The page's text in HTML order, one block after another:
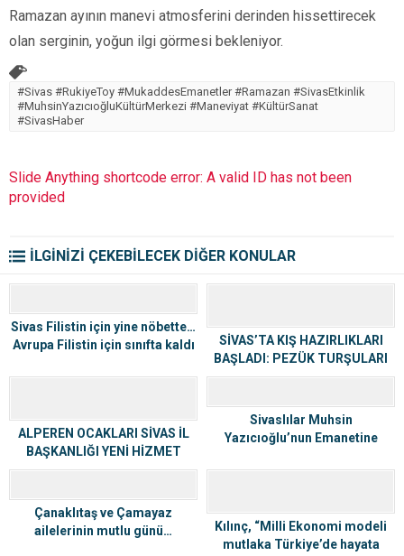
Ramazan ayının manevi atmosferini derinden hissettirecek
olan serginin, yoğun ilgi görmesi bekleniyor.
#Sivas #RukiyeToy #MukaddesEmanetler #Ramazan #SivasEtkinlik
#MuhsinYazıcıoğluKültürMerkezi #Maneviyat #KültürSanat
#SivasHaber
Slide Anything shortcode error: A valid ID has not been
provided
İLGİNİZİ ÇEKEBİLECEK DİĞER KONULAR
Sivas Filistin için yine nöbette…
Avrupa Filistin için sınıfta kaldı
SİVAS’TA KIŞ HAZIRLIKLARI
BAŞLADI: PEZÜK TURŞULARI
KAZANLARDA KAYNIYOR
ALPEREN OCAKLARI SİVAS İL
BAŞKANLIĞI YENİ HİZMET
BİNASI AÇILDI
Sivaslılar Muhsin
Yazıcıoğlu’nun Emanetine
Çanaklıtaş ve Çamayaz
ailelerinin mutlu günü…
Kılınç, “Milli Ekonomi modeli
mutlaka Türkiye’de hayata